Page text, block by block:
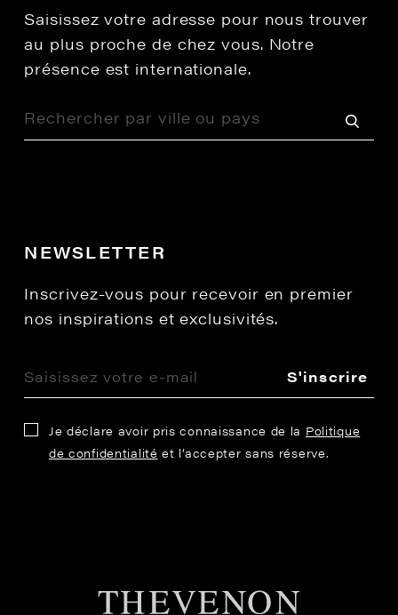
Saisissez votre adresse pour nous trouver
au plus proche de chez vous. Notre
présence est internationale.
NEWSLETTER
Inscrivez-vous pour recevoir en premier
nos inspirations et exclusivités.
S'inscrire
Je déclare avoir pris connaissance de la Politique
de confidentialité et l’accepter sans réserve.